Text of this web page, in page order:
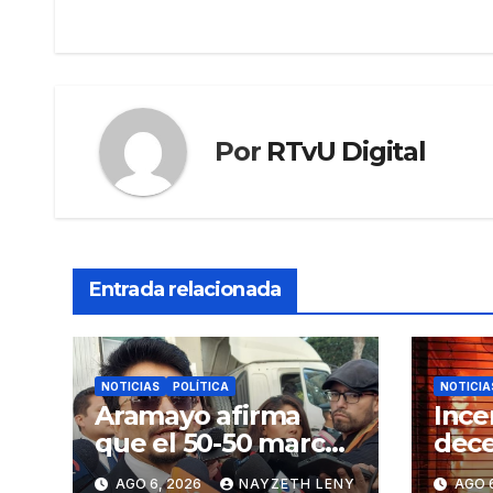
Por RTvU Digital
Entrada relacionada
NOTICIAS POLÍTICA
Aramayo afirma
que el 50-50 marca
el inicio del fin del
AGO 6, 2026 NAYZETH LENY
enAGO